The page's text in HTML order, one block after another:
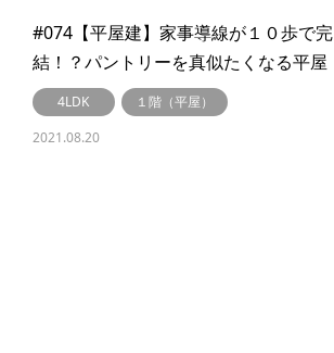
#074【平屋建】家事導線が１０歩で完
結！？パントリーを真似たくなる平屋
【LibWork～リブワーク～】
4LDK
１階（平屋）
2021.08.20